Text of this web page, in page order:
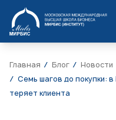
МИРБИС
Главная Блог
Новости
Семь шагов до покупки:
теряет клиента